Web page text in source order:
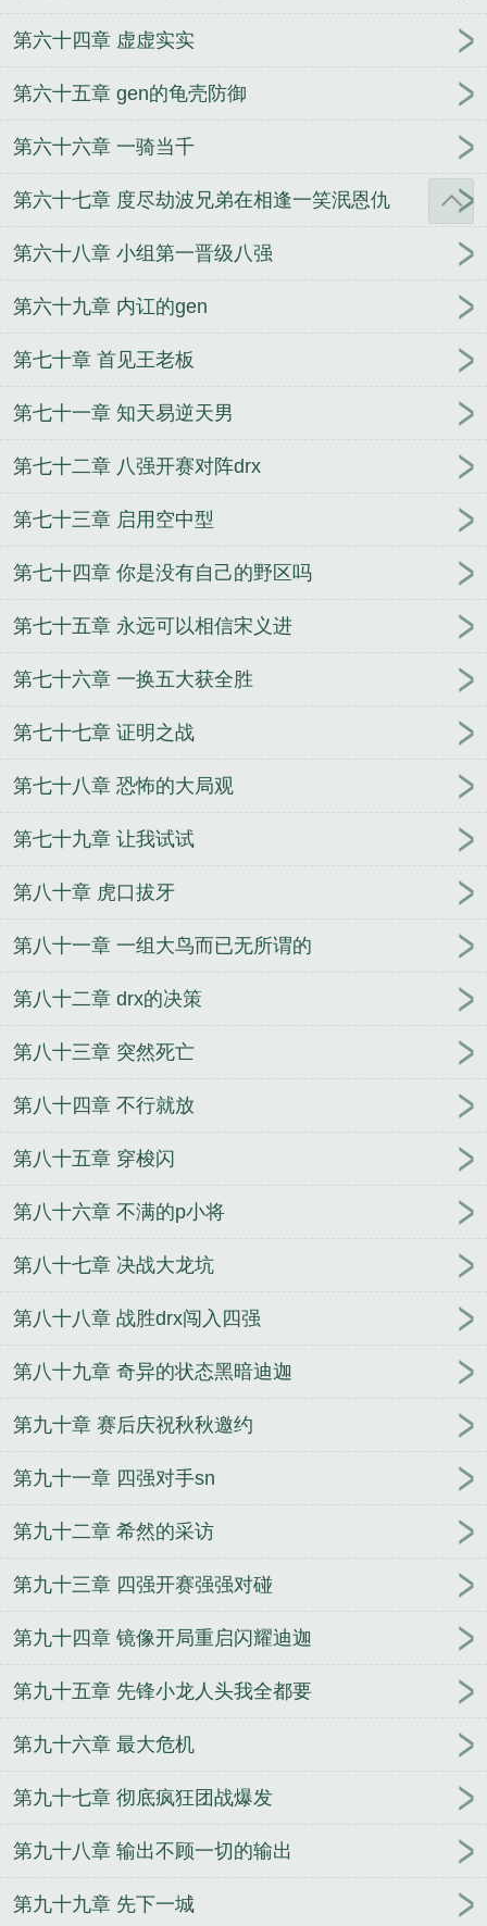
第六十四章 虚虚实实
第六十五章 gen的龟壳防御
第六十六章 一骑当千
第六十七章 度尽劫波兄弟在相逢一笑泯恩仇
第六十八章 小组第一晋级八强
第六十九章 内讧的gen
第七十章 首见王老板
第七十一章 知天易逆天男
第七十二章 八强开赛对阵drx
第七十三章 启用空中型
第七十四章 你是没有自己的野区吗
第七十五章 永远可以相信宋义进
第七十六章 一换五大获全胜
第七十七章 证明之战
第七十八章 恐怖的大局观
第七十九章 让我试试
第八十章 虎口拔牙
第八十一章 一组大鸟而已无所谓的
第八十二章 drx的决策
第八十三章 突然死亡
第八十四章 不行就放
第八十五章 穿梭闪
第八十六章 不满的p小将
第八十七章 决战大龙坑
第八十八章 战胜drx闯入四强
第八十九章 奇异的状态黑暗迪迦
第九十章 赛后庆祝秋秋邀约
第九十一章 四强对手sn
第九十二章 希然的采访
第九十三章 四强开赛强强对碰
第九十四章 镜像开局重启闪耀迪迦
第九十五章 先锋小龙人头我全都要
第九十六章 最大危机
第九十七章 彻底疯狂团战爆发
第九十八章 输出不顾一切的输出
第九十九章 先下一城